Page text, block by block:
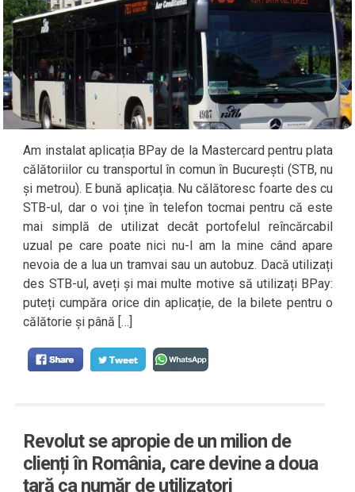
Am instalat aplicația BPay de la Mastercard pentru plata
călătoriilor cu transportul în comun în București (STB, nu
și metrou). E bună aplicația. Nu călătoresc foarte des cu
STB-ul, dar o voi ține în telefon tocmai pentru că este
mai simplă de utilizat decât portofelul reîncărcabil
uzual pe care poate nici nu-l am la mine când apare
nevoia de a lua un tramvai sau un autobuz. Dacă utilizați
des STB-ul, aveți și mai multe motive să utilizați BPay:
puteți cumpăra orice din aplicație, de la bilete pentru o
călătorie și până […]
Revolut se apropie de un milion de
clienți în România, care devine a doua
țară ca număr de utilizatori